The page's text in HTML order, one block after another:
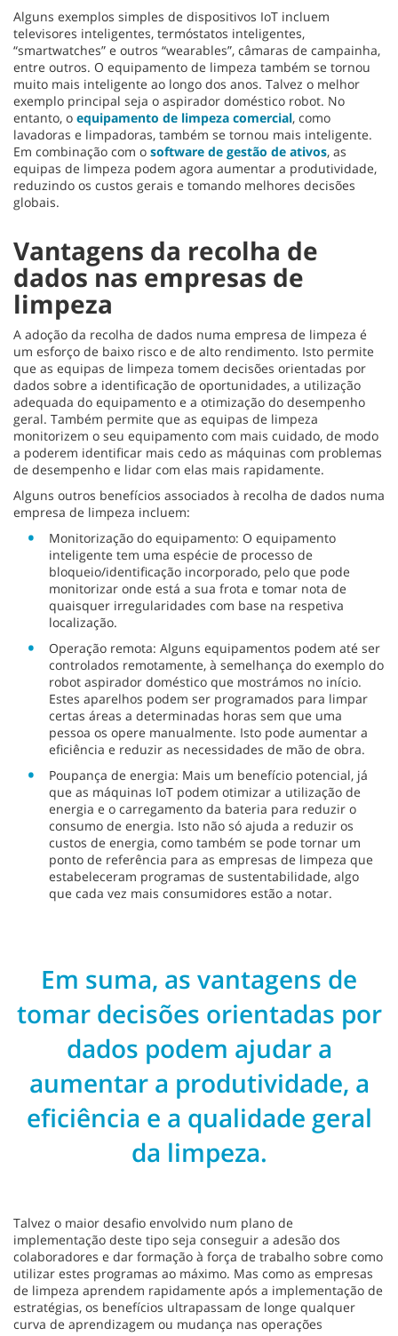
Alguns exemplos simples de dispositivos IoT incluem
televisores inteligentes, termóstatos inteligentes,
“smartwatches” e outros “wearables”, câmaras de campainha,
entre outros. O equipamento de limpeza também se tornou
muito mais inteligente ao longo dos anos. Talvez o melhor
exemplo principal seja o aspirador doméstico robot. No
entanto, o equipamento de limpeza comercial, como
lavadoras e limpadoras, também se tornou mais inteligente.
Em combinação com o software de gestão de ativos, as
equipas de limpeza podem agora aumentar a produtividade,
reduzindo os custos gerais e tomando melhores decisões
globais.
Vantagens da recolha de
dados nas empresas de
limpeza
A adoção da recolha de dados numa empresa de limpeza é
um esforço de baixo risco e de alto rendimento. Isto permite
que as equipas de limpeza tomem decisões orientadas por
dados sobre a identificação de oportunidades, a utilização
adequada do equipamento e a otimização do desempenho
geral. Também permite que as equipas de limpeza
monitorizem o seu equipamento com mais cuidado, de modo
a poderem identificar mais cedo as máquinas com problemas
de desempenho e lidar com elas mais rapidamente.
Alguns outros benefícios associados à recolha de dados numa
empresa de limpeza incluem:
Monitorização do equipamento: O equipamento
inteligente tem uma espécie de processo de
bloqueio/identificação incorporado, pelo que pode
monitorizar onde está a sua frota e tomar nota de
quaisquer irregularidades com base na respetiva
localização.
Operação remota: Alguns equipamentos podem até ser
controlados remotamente, à semelhança do exemplo do
robot aspirador doméstico que mostrámos no início.
Estes aparelhos podem ser programados para limpar
certas áreas a determinadas horas sem que uma
pessoa os opere manualmente. Isto pode aumentar a
eficiência e reduzir as necessidades de mão de obra.
Poupança de energia: Mais um benefício potencial, já
que as máquinas IoT podem otimizar a utilização de
energia e o carregamento da bateria para reduzir o
consumo de energia. Isto não só ajuda a reduzir os
custos de energia, como também se pode tornar um
ponto de referência para as empresas de limpeza que
estabeleceram programas de sustentabilidade, algo
que cada vez mais consumidores estão a notar.
Em suma, as vantagens de
tomar decisões orientadas por
dados podem ajudar a
aumentar a produtividade, a
eficiência e a qualidade geral
da limpeza.
Talvez o maior desafio envolvido num plano de
implementação deste tipo seja conseguir a adesão dos
colaboradores e dar formação à força de trabalho sobre como
utilizar estes programas ao máximo. Mas como as empresas
de limpeza aprendem rapidamente após a implementação de
estratégias, os benefícios ultrapassam de longe qualquer
curva de aprendizagem ou mudança nas operações